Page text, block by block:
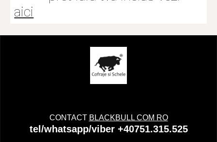
aici
CONTACT BLACKBULL COM RO
tel/whatsapp/viber +40751.315.525